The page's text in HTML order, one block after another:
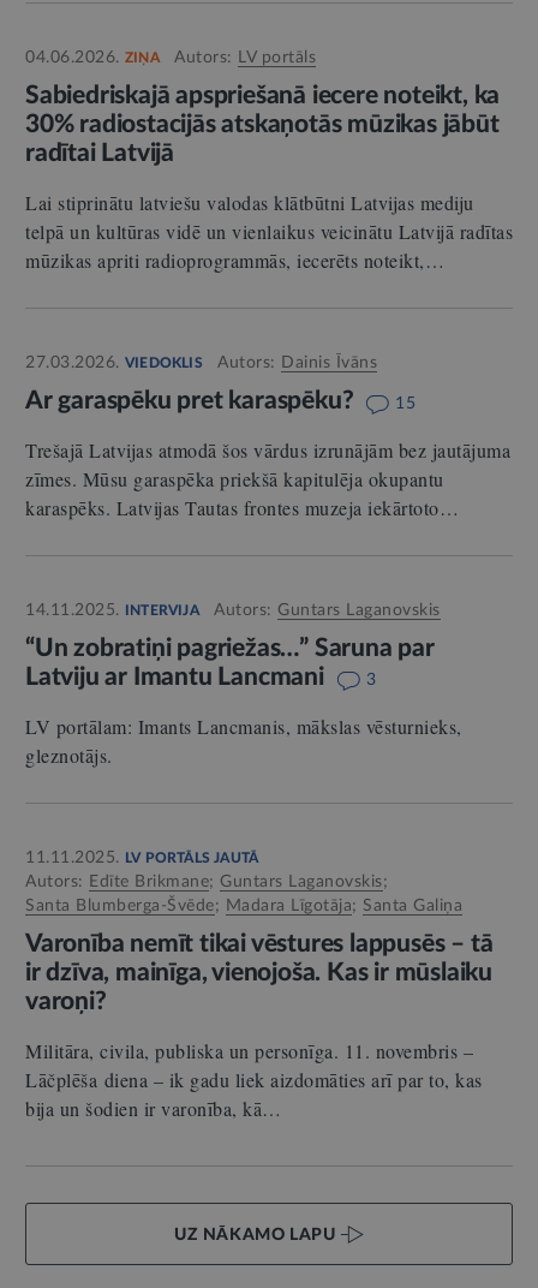
04.06.2026. ZIŅA Autors: LV portāls
Sabiedriskajā apspriešanā iecere noteikt, ka
30% radiostacijās atskaņotās mūzikas jābūt
radītai Latvijā
Lai stiprinātu latviešu valodas klātbūtni Latvijas mediju
telpā un kultūras vidē un vienlaikus veicinātu Latvijā radītas
mūzikas apriti radioprogrammās, iecerēts noteikt,…
27.03.2026. VIEDOKLIS Autors: Dainis Īvāns
Ar garaspēku pret karaspēku? 15
Trešajā Latvijas atmodā šos vārdus izrunājām bez jautājuma
zīmes. Mūsu garaspēka priekšā kapitulēja okupantu
karaspēks. Latvijas Tautas frontes muzeja iekārtoto…
14.11.2025. INTERVIJA Autors: Guntars Laganovskis
“Un zobratiņi pagriežas…” Saruna par
Latviju ar Imantu Lancmani
3
LV portālam: Imants Lancmanis, mākslas vēsturnieks,
gleznotājs.
11.11.2025. LV PORTĀLS JAUTĀ
Autors: Edīte Brikmane; Guntars Laganovskis;
Santa Blumberga-Švēde; Madara Līgotāja; Santa Galiņa
Varonība nemīt tikai vēstures lappusēs – tā
ir dzīva, mainīga, vienojoša. Kas ir mūslaiku
varoņi?
Militāra, civila, publiska un personīga. 11. novembris –
Lāčplēša diena – ik gadu liek aizdomāties arī par to, kas
bija un šodien ir varonība, kā…
UZ NĀKAMO LAPU